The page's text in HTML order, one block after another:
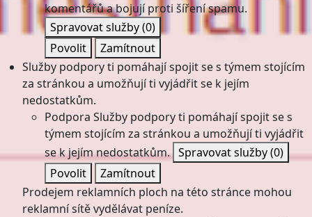
komentářů a bojují proti šíření spamu.
Spravovat služby(0)
Povolit
Zamítnout
Služby podpory ti pomáhají spojit se s týmem stojícím
za stránkou a umožňují ti vyjádřit se k jejím
nedostatkům.
Podpora Služby podpory ti pomáhají spojit se s
týmem stojícím za stránkou a umožňují ti vyjádřit
se k jejím nedostatkům. Spravovat služby(0)
Povolit
Zamítnout
Prodejem reklamních ploch na této stránce mohou
reklamní sítě vydělávat peníze.